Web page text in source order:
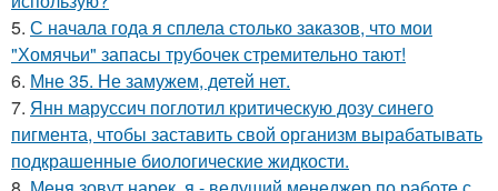
5. С начала года я сплела столько заказов, что мои
"Хомячьи" запасы трубочек стремительно тают!
6. Мне 35. Не замужем, детей нет.
7. Янн маруссич поглотил критическую дозу синего
пигмента, чтобы заставить свой организм вырабатывать
подкрашенные биологические жидкости.